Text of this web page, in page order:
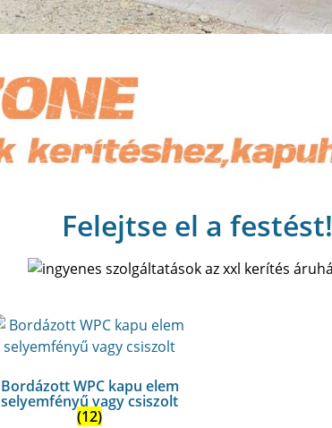
Felejtse el a festést!
Bordázott WPC kapu elem
selyemfényű vagy csiszolt
(12)